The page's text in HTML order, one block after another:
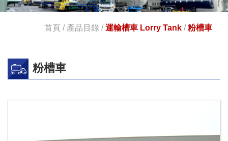
首頁 / 產品目錄 / 運輸槽車 Lorry Tank / 粉槽車
粉槽車